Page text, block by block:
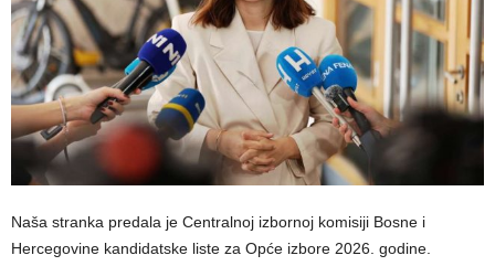
Naša stranka predala je Centralnoj izbornoj komisiji Bosne i
Hercegovine kandidatske liste za Opće izbore 2026. godine.